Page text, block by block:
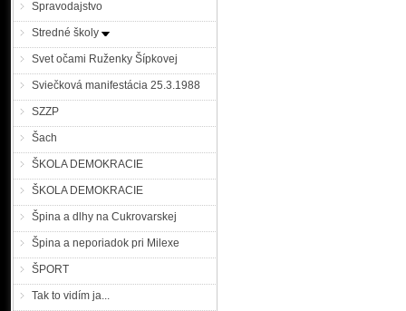
Spravodajstvo
Stredné školy
Svet očami Ruženky Šípkovej
Sviečková manifestácia 25.3.1988
SZZP
Šach
ŠKOLA DEMOKRACIE
ŠKOLA DEMOKRACIE
Špina a dlhy na Cukrovarskej
Špina a neporiadok pri Milexe
ŠPORT
Tak to vidím ja...